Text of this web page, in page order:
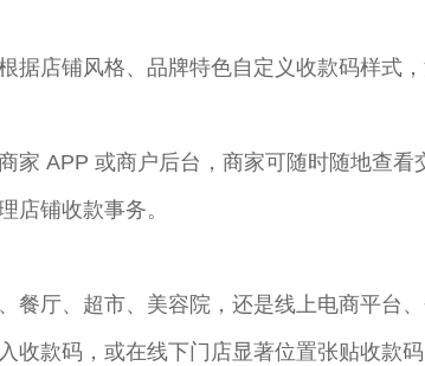
据店铺风格、品牌特色自定义收款码样式
家 APP 或商户后台，商家可随时随地查
店铺收款事务。​
餐厅、超市、美容院，还是线上电商平台
收款码，或在线下门店显著位置张贴收款